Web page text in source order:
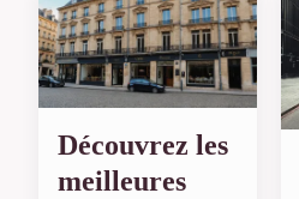
Découvrez les
meilleures